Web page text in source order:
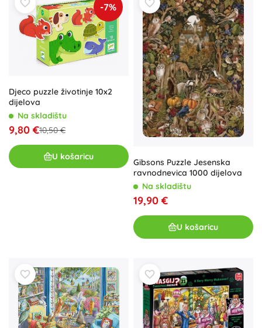
-7%
Djeco puzzle životinje 10x2
dijelova
Na skladištu
9,80 €10,50 €
U košaricu
Gibsons Puzzle Jesenska
ravnodnevica 1000 dijelova
Na skladištu
19,90 €
U košaricu